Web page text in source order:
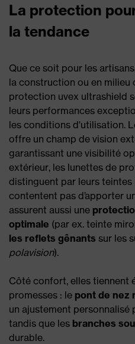
La protection
la tendance
Que ce soit pour les
la construction ou en milieu
protection uvex ultrashield
leurs performances
les conditions d'utilisation.
offre un champ de vision
garantissant une visibilité
extérieur, les lunettes de
distinguent par leurs teintes
contentent pas d’apporter
assurent aussi une
optimale (par ex. teinte
les reflets gênants sur les
polavision).
Côté confort, elles tiennent
promesses : le pont de nez
un ajustement personnalisé
tandis que les branches
durable.